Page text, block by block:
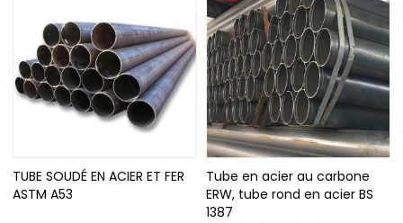
TUBE SOUDÉ EN ACIER ET FER
ASTM A53
Tube en acier au carbone
ERW, tube rond en acier BS
1387